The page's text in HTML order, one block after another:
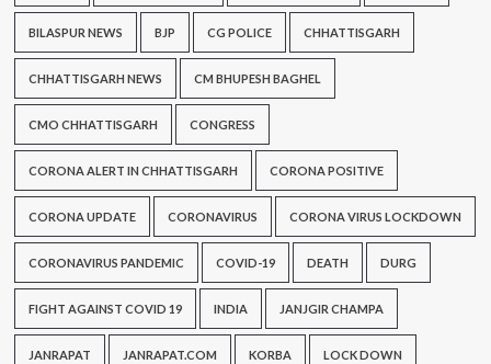
BILASPUR NEWS BJP CG POLICE CHHATTISGARH
CHHATTISGARH NEWS CM BHUPESH BAGHEL
CMO CHHATTISGARH CONGRESS
CORONA ALERT IN CHHATTISGARH CORONA POSITIVE
CORONA UPDATE CORONAVIRUS CORONA VIRUS LOCKDOWN
CORONAVIRUS PANDEMIC COVID-19 DEATH DURG
FIGHT AGAINST COVID 19 INDIA JANJGIR CHAMPA
JANRAPAT JANRAPAT.COM KORBA LOCK DOWN